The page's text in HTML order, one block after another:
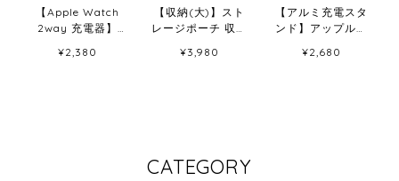
【Apple Watch
2way 充電器】
2way アップルウ
¥2,380
【収納(大)】スト
レージポーチ 収納
ウォッチアクセサ
¥3,980
【アルミ充電スタ
ンド】アップルウ
ド アルミニウム製
¥2,680
CATEGORY